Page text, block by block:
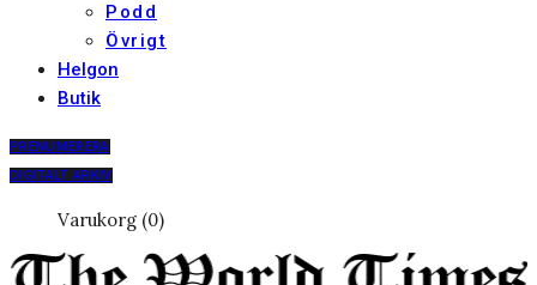
Podd
Övrigt
Helgon
Butik
PRENUMERERA
DIGITALT ARKIV
Varukorg (0)